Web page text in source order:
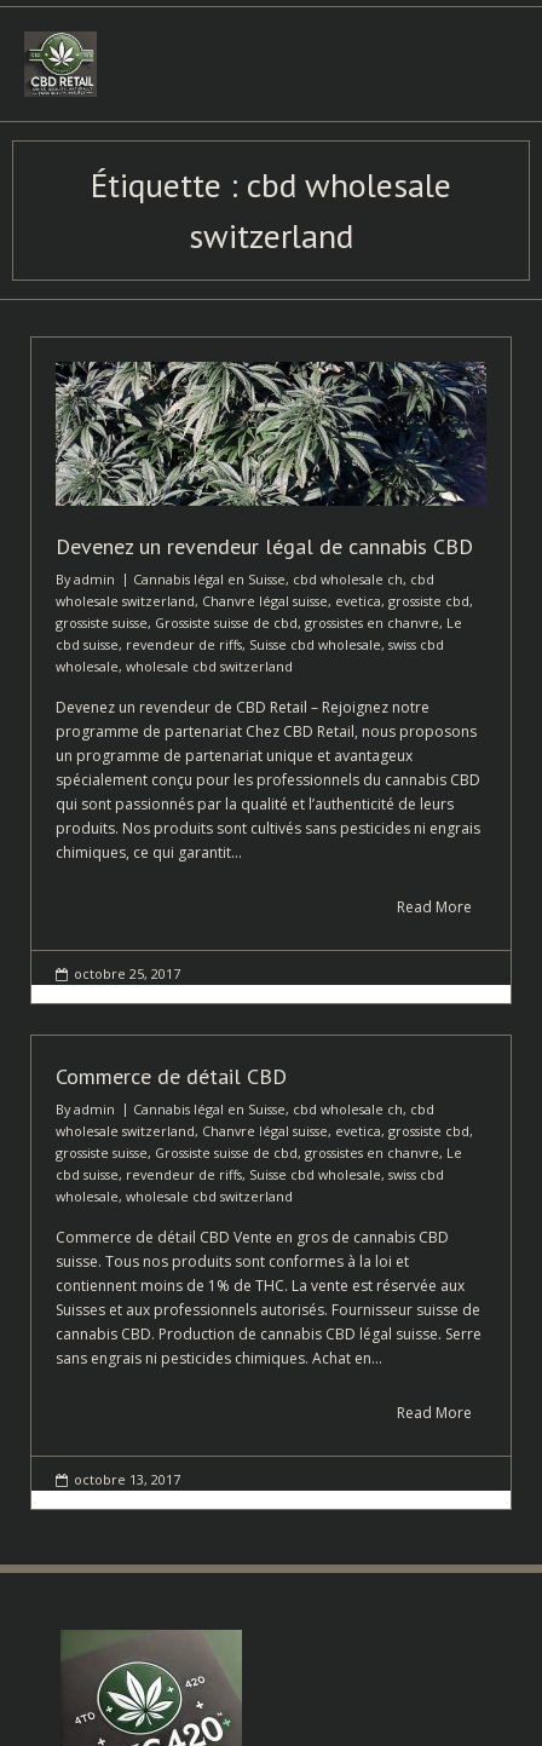
Skip
content
Étiquette : cbd wholesale
switzerland
Devenez un revendeur légal de cannabis CBD
Byadmin Cannabis légal en Suisse, cbd wholesale ch, cbd
wholesale switzerland, Chanvre légal suisse, evetica, grossiste cbd,
grossiste suisse, Grossiste suisse de cbd, grossistes en chanvre, Le
cbd suisse, revendeur de riffs, Suisse cbd wholesale, swiss cbd
wholesale, wholesale cbd switzerland
Devenez un revendeur de CBD Retail – Rejoignez notre
programme de partenariat Chez CBD Retail, nous proposons
un programme de partenariat unique et avantageux
spécialement conçu pour les professionnels du cannabis CBD
qui sont passionnés par la qualité et l’authenticité de leurs
produits. Nos produits sont cultivés sans pesticides ni engrais
chimiques, ce qui garantit…
Read More
octobre 25, 2017
Commerce de détail CBD
Byadmin Cannabis légal en Suisse, cbd wholesale ch, cbd
wholesale switzerland, Chanvre légal suisse, evetica, grossiste cbd,
grossiste suisse, Grossiste suisse de cbd, grossistes en chanvre, Le
cbd suisse, revendeur de riffs, Suisse cbd wholesale, swiss cbd
wholesale, wholesale cbd switzerland
Commerce de détail CBD Vente en gros de cannabis CBD
suisse. Tous nos produits sont conformes à la loi et
contiennent moins de 1% de THC. La vente est réservée aux
Suisses et aux professionnels autorisés. Fournisseur suisse de
cannabis CBD. Production de cannabis CBD légal suisse. Serre
sans engrais ni pesticides chimiques. Achat en…
Read More
octobre 13, 2017